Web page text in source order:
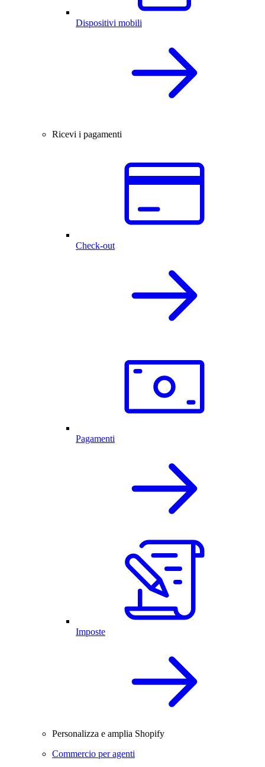
Dispositivi mobili
Ricevi i pagamenti
Check-out
Pagamenti
Imposte
Personalizza e amplia Shopify
Commercio per agenti